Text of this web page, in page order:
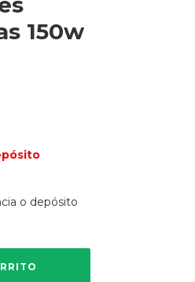
150w
o depósito